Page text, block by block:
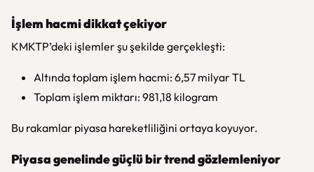
İşlem hacmi dikkat çekiyor
KMKTP’deki işlemler şu şekilde gerçekleşti:
Altında toplam işlem hacmi: 6,57 milyar TL
Toplam işlem miktarı: 981,18 kilogram
Bu rakamlar piyasa hareketliliğini ortaya koyuyor.
Piyasa genelinde güçlü bir trend gözlemleniyor